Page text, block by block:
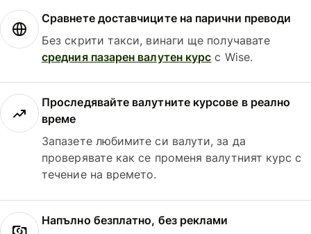
Сравнете доставчиците на парични преводи
Без скрити такси, винаги ще получавате
средния пазарен валутен курс с Wise.
Проследявайте валутните курсове в реално
време
Запазете любимите си валути, за да
проверявате как се променя валутният курс с
течение на времето.
Напълно безплатно, без реклами